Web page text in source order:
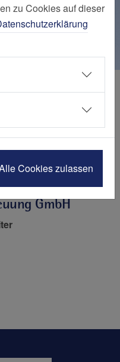
GmbH
zu Cookies auf dieser
Cookies zulassen